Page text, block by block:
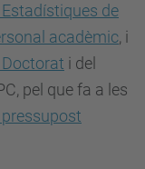
de
acadèmic, i
Doctorat i del
pel que fa a les